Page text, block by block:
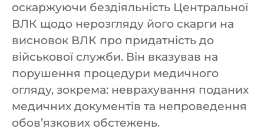
оскаржуючи бездіяльність Центральної
ВЛК щодо нерозгляду його скарги на
висновок ВЛК про придатність до
військової служби. Він вказував на
порушення процедури медичного
огляду, зокрема: неврахування поданих
медичних документів та непроведення
обов’язкових обстежень.